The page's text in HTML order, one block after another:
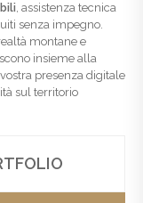
, assistenza tecnica
senza impegno.
montane e
insieme alla
presenza digitale
sul territorio